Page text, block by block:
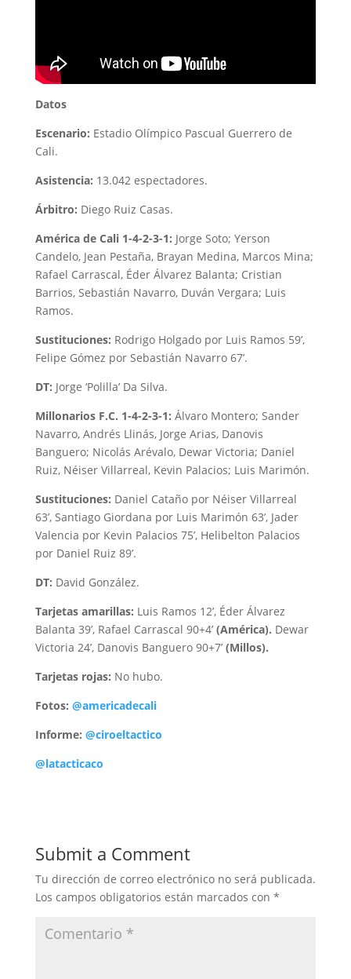
Datos
Escenario: Estadio Olímpico Pascual Guerrero de
Cali.
Asistencia: 13.042 espectadores.
Árbitro: Diego Ruiz Casas.
América de Cali 1-4-2-3-1: Jorge Soto; Yerson
Candelo, Jean Pestaña, Brayan Medina, Marcos Mina;
Rafael Carrascal, Éder Álvarez Balanta; Cristian
Barrios, Sebastián Navarro, Duván Vergara; Luis
Ramos.
Sustituciones: Rodrigo Holgado por Luis Ramos 59’,
Felipe Gómez por Sebastián Navarro 67’.
DT: Jorge ‘Polilla’ Da Silva.
Millonarios F.C. 1-4-2-3-1: Álvaro Montero; Sander
Navarro, Andrés Llinás, Jorge Arias, Danovis
Banguero; Nicolás Arévalo, Dewar Victoria; Daniel
Ruiz, Néiser Villarreal, Kevin Palacios; Luis Marimón.
Sustituciones: Daniel Cataño por Néiser Villarreal
63’, Santiago Giordana por Luis Marimón 63’, Jader
Valencia por Kevin Palacios 75’, Helibelton Palacios
por Daniel Ruiz 89’.
DT: David González.
Tarjetas amarillas: Luis Ramos 12’, Éder Álvarez
Balanta 39’, Rafael Carrascal 90+4’ (América). Dewar
Victoria 24’, Danovis Banguero 90+7’ (Millos).
Tarjetas rojas: No hubo.
Fotos: @americadecali
Informe: @ciroeltactico
@latacticaco
Submit a Comment
Tu dirección de correo electrónico no será publicada.
Los campos obligatorios están marcados con *